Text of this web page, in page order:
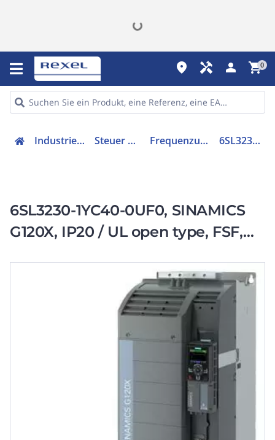
place handyman person shopping_cart0
Industriekomponenten Steuer & Regelgeräte Frequenzumrichter =< 1 kV 6SL32301YC400UF0
6SL3230-1YC40-0UF0, SINAMICS
G120X, IP20 / UL open type, FSF,